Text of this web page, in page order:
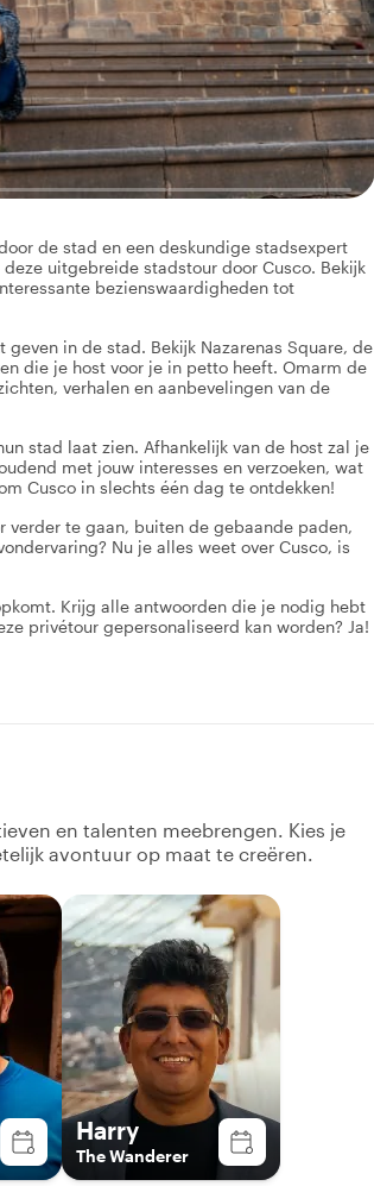
de stad en een deskundige stadsexpert
uitgebreide stadstour door Cusco. Bekijk
bezienswaardigheden tot
in de stad. Bekijk Nazarenas Square, de
die je host voor je in petto heeft. Omarm de
verhalen en aanbevelingen van de
stad laat zien. Afhankelijk van de host zal je
met jouw interesses en verzoeken, wat
Cusco in slechts één dag te ontdekken!
verder te gaan, buiten de gebaande paden,
Nu je alles weet over Cusco, is
Krijg alle antwoorden die je nodig hebt
privétour gepersonaliseerd kan worden? Ja!
en talenten meebrengen. Kies je
avontuur op maat te creëren.
Harry
The Wanderer